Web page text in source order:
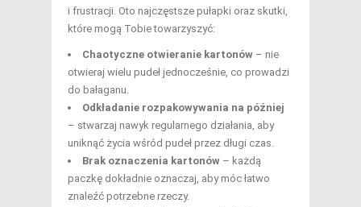
i frustracji. Oto najczęstsze pułapki oraz skutki,
które mogą Tobie towarzyszyć:
Chaotyczne otwieranie kartonów – nie
otwieraj wielu pudeł jednocześnie, co prowadzi
do bałaganu.
Odkładanie rozpakowywania na później
– stwarzaj nawyk regularnego działania, aby
uniknąć życia wśród pudeł przez długi czas.
Brak oznaczenia kartonów – każdą
paczkę dokładnie oznaczaj, aby móc łatwo
znaleźć potrzebne rzeczy.